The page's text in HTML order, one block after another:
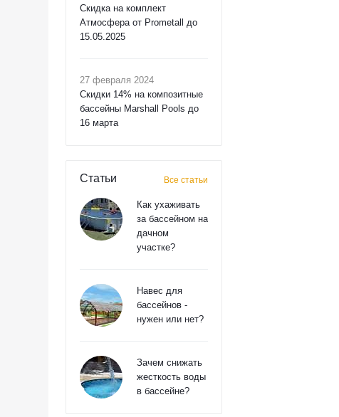
Скидка на комплект
Атмосфера от Prometall до
15.05.2025
27 февраля 2024
Скидки 14% на композитные
бассейны Marshall Pools до
16 марта
Статьи Все статьи
Как ухаживать
за бассейном на
дачном
участке?
Навес для
бассейнов -
нужен или нет?
Зачем снижать
жесткость воды
в бассейне?